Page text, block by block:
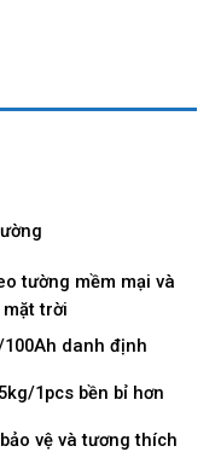
tường mềm mại và
trời
danh định
1pcs bền bỉ hơn
vệ và tương thích